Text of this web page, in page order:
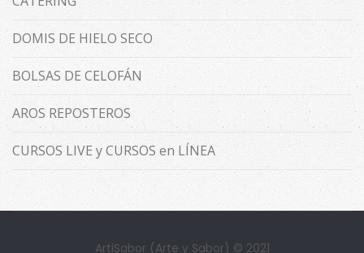
DOMIS DE HIELO SECO
BOLSAS DE CELOFÁN
AROS REPOSTEROS
CURSOS LIVE y CURSOS en LÍNEA
ArtiSabor (Arte y Sabor) © 2021